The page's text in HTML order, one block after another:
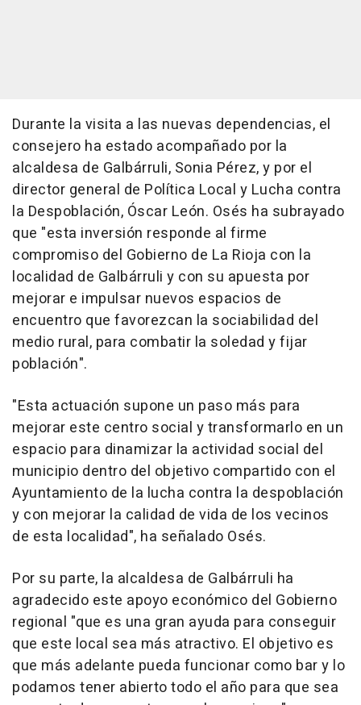
Durante la visita a las nuevas dependencias, el
consejero ha estado acompañado por la
alcaldesa de Galbárruli, Sonia Pérez, y por el
director general de Política Local y Lucha contra
la Despoblación, Óscar León. Osés ha subrayado
que "esta inversión responde al firme
compromiso del Gobierno de La Rioja con la
localidad de Galbárruli y con su apuesta por
mejorar e impulsar nuevos espacios de
encuentro que favorezcan la sociabilidad del
medio rural, para combatir la soledad y fijar
población".
"Esta actuación supone un paso más para
mejorar este centro social y transformarlo en un
espacio para dinamizar la actividad social del
municipio dentro del objetivo compartido con el
Ayuntamiento de la lucha contra la despoblación
y con mejorar la calidad de vida de los vecinos
de esta localidad", ha señalado Osés.
Por su parte, la alcaldesa de Galbárruli ha
agradecido este apoyo económico del Gobierno
regional "que es una gran ayuda para conseguir
que este local sea más atractivo. El objetivo es
que más adelante pueda funcionar como bar y lo
podamos tener abierto todo el año para que sea